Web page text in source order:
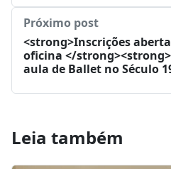
Próximo post
<strong>Inscrições
oficina </
aula de Ballet no Século
Leia também